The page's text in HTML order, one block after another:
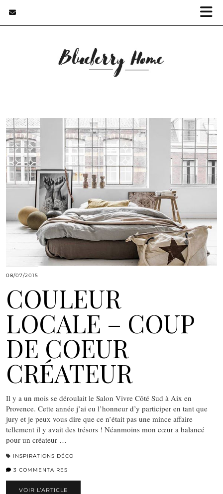
08/07/2015
COULEUR
LOCALE – COUP
DE COEUR
CRÉATEUR
Il y a un mois se déroulait le Salon Vivre Côté Sud à Aix en
Provence. Cette année j’ai eu l’honneur d’y participer en tant que
jury et je peux vous dire que ce n’était pas une mince affaire
tellement il y avait des trésors ! Néanmoins mon cœur a balancé
pour un créateur …
INSPIRATIONS DÉCO
3 COMMENTAIRES
VOIR L’ARTICLE